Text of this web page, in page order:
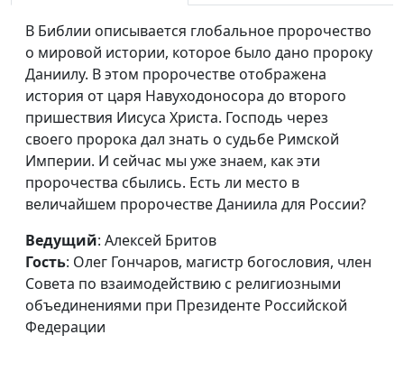
религиозными
объединениями при
Президенте
Российской Федерации
Судьба пророка
Даниила
Алексей Бритов, Олег
Гончаров, магистр
богословия, член
Совета по
религиозными
объединениями при
Президенте
Российской Федерации
В Библии описывается глобальное пророчество
о мировой истории, которое было дано пророку
Даниилу. В этом пророчестве отображена
история от царя Навуходоносора до второго
пришествия Иисуса Христа. Господь через
своего пророка дал знать о судьбе Римской
Империи. И сейчас мы уже знаем, как эти
пророчества сбылись. Есть ли место в
величайшем пророчестве Даниила для России?
Ведущий: Алексей Бритов
Гость: Олег Гончаров, магистр богословия, член
Совета по взаимодействию с религиозными
объединениями при Президенте Российской
Федерации